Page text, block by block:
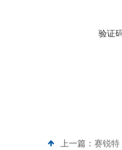
验证
上一篇： 赛锐特